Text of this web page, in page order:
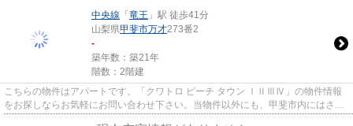
中央線 「 竜王 」駅 徒歩41分
山梨県甲斐市万才273番2
-
築年数：築21年
階数：2階建
こちらの物件はアパートです。「クワトロ ピーチ タウン ⅠⅡⅢⅣ」の物件情報
をお探しならお気軽にお問い合わせ下さい。当物件以外にも、甲斐市内にはさま